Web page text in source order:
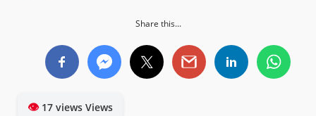
Share this...
👁17 views Views